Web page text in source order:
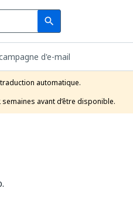
search
Search
d'e-mail
automatique.
avant d’être disponible.